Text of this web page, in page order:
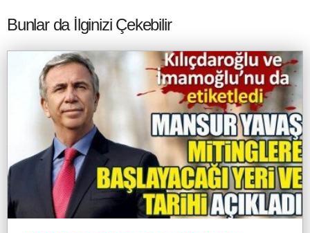
Bunlar da İlginizi Çekebilir